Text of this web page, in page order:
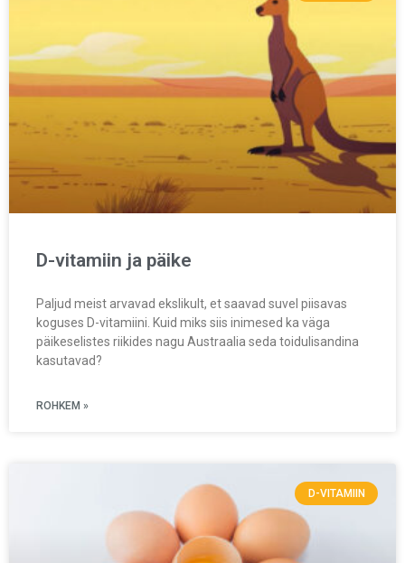
D-vitamiin ja päike
Paljud meist arvavad ekslikult, et saavad suvel piisavas
koguses D-vitamiini. Kuid miks siis inimesed ka väga
päikeselistes riikides nagu Austraalia seda toidulisandina
kasutavad?
ROHKEM »
D-VITAMIIN